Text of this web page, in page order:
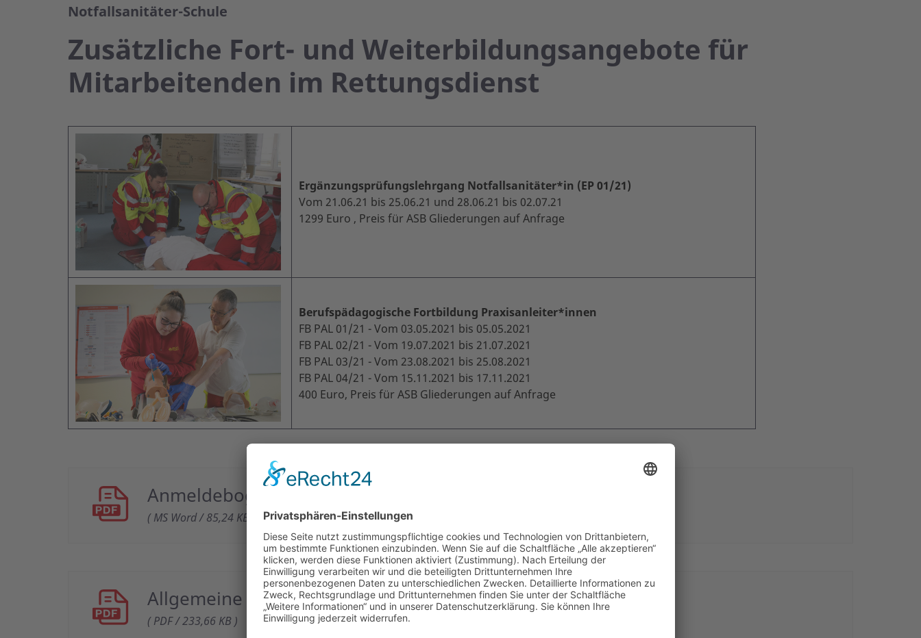
Notfallsanitäter-Schule
Zusätzliche Fort- und Weiterbildungsangebote für
Mitarbeitenden im Rettungsdienst
Ergänzungsprüfungslehrgang Notfallsanitäter*in (EP 01/21)
Vom 21.06.21 bis 25.06.21 und 28.06.21 bis 02.07.21
1299 Euro , Preis für ASB Gliederungen auf Anfrage
Berufspädagogische Fortbildung Praxisanleiter*innen
FB PAL 01/21 - Vom 03.05.2021 bis 05.05.2021
FB PAL 02/21 - Vom 19.07.2021 bis 21.07.2021
FB PAL 03/21 - Vom 23.08.2021 bis 25.08.2021
FB PAL 04/21 - Vom 15.11.2021 bis 17.11.2021
400 Euro, Preis für ASB Gliederungen auf Anfrage
Anmeldebogen
( MS Word / 85,24 KB )
Allgemeine Geschäftsbedingungen (AGB)
( PDF / 233,66 KB )